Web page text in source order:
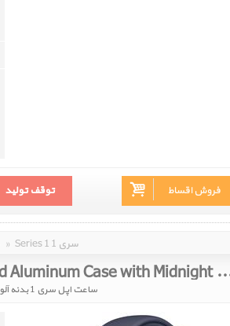
توقف تولید فروش اقساط
» Series 1 سری 1
Apple Watch Series 1 Gold Aluminum Case
ساعت اپل سری 1 بدنه آلومینیوم گلد و بند اسپرت سورمه ای 42 میلیمتر